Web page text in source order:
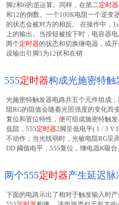
脚2和6的逆运算。同样，在第二 定时器
和12的倒数。一个100K电阻一个逆变
的状态会被对方的相反。 在操作中，
上的输出。当按钮被按下时，电容器
两个定时器的状态和切换继电器，或
设输出引脚5为12伏和在销
555定时器构成光施密特触
光施密特触发器电路共五个元件组成，
阻RG的阻值会随着光照强度的变化而
复位和置位特性，便可组成施密特触
低阻，555定时器2脚呈低电平( 1 / 3 V
不动作；当光线弱时，光敏电阻RG呈
DD 阈值电平，555复位，继电器K吸
两个555定时器产生延迟脉
下面的电路示出了相对于触发输入时